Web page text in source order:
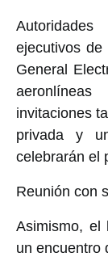
ejecutivos de
General
invitaciones
privada y
celebrarán el
Reunión con
Asimismo, el
un encuentro